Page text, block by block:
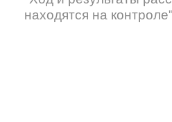
находятся на